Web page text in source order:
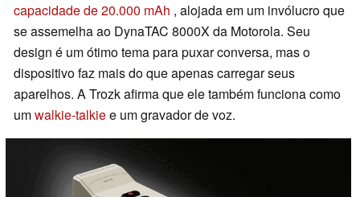
capacidade de 20.000 mAh , alojada em um invólucro que
se assemelha ao DynaTAC 8000X da Motorola. Seu
design é um ótimo tema para puxar conversa, mas o
dispositivo faz mais do que apenas carregar seus
aparelhos. A Trozk afirma que ele também funciona como
umwalkie-talkiee um gravador de voz.